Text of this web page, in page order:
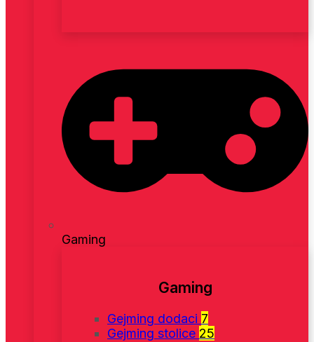
Gaming
Gaming
Gejming dodaci 7
Gejming stolice 25